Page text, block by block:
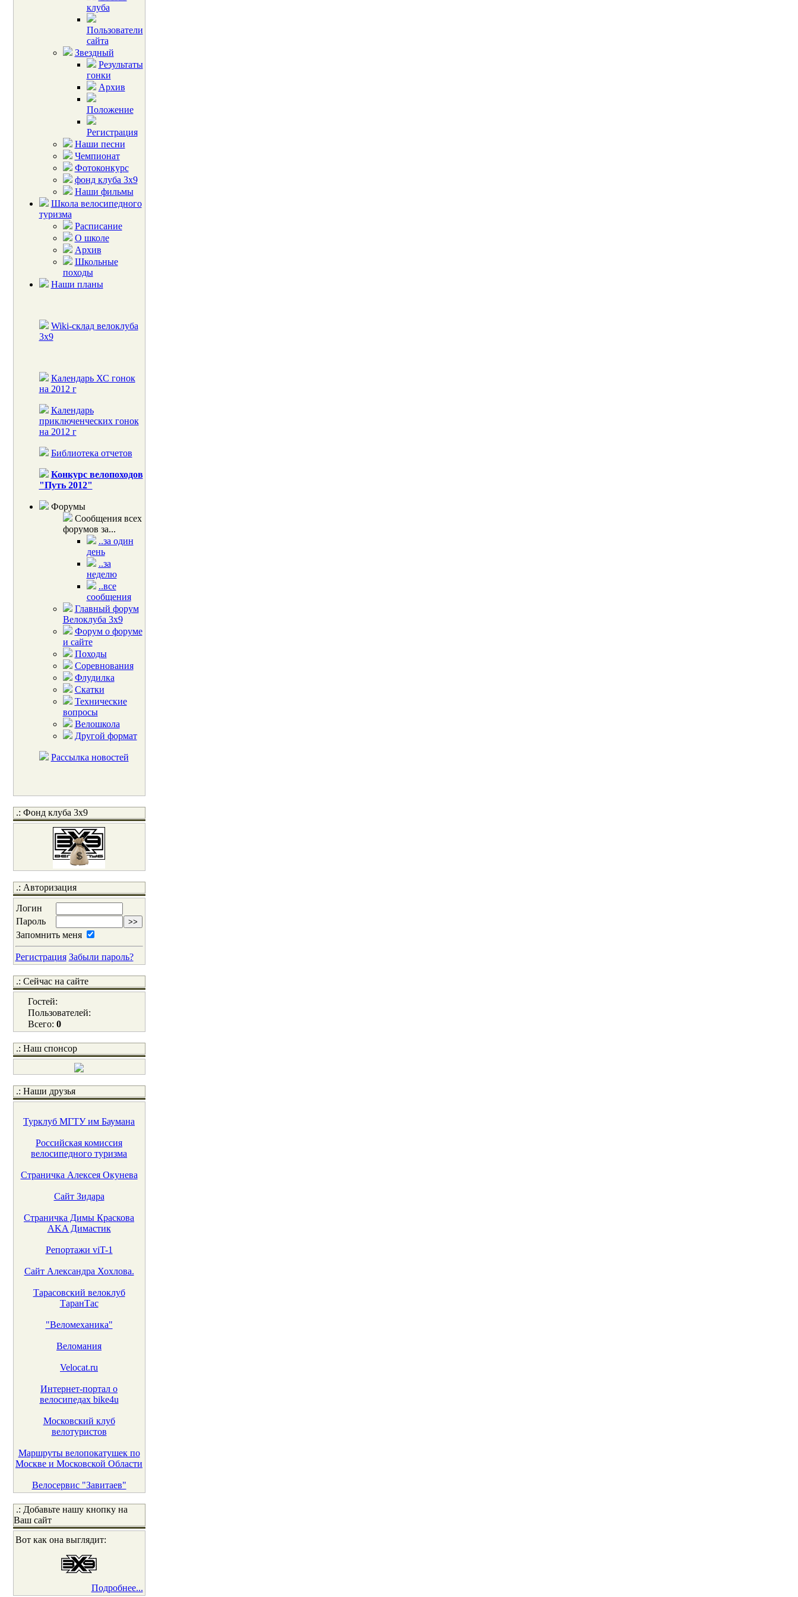
клуба
Пользователи
сайта
Звездный
Результаты
гонки
Архив
Положение
Регистрация
Наши песни
Чемпионат
Фотоконкурс
фонд клуба 3х9
Наши фильмы
Школа велосипедного
туризма
Расписание
О школе
Архив
Школьные
походы
Наши планы
Wiki-склад велоклуба
3x9
Календарь ХС гонок
на 2012 г
Календарь
приключенческих гонок
на 2012 г
Библиотека отчетов
Конкурс велопоходов
"Путь 2012"
Форумы
Сообщения всех
форумов за...
..за один
день
..за
неделю
..все
сообщения
Главный форум
Велоклуба 3х9
Форум о форуме
и сайте
Походы
Соревнования
Флудилка
Скатки
Технические
вопросы
Велошкола
Другой формат
Рассылка новостей
.: Фонд клуба 3x9
.: Авторизация
Логин
Пароль
Запомнить меня
Регистрация Забыли пароль?
.: Сейчас на сайте
Гостей:
Пользователей:
Всего: 0
.: Наш спонсор
.: Наши друзья
Турклуб МГТУ им Баумана
Российская комиссия
велосипедного туризма
Страничка Алексея Окунева
Сайт Зидара
Страничка Димы Краскова
AKA Димастик
Репортажи viT-1
Сайт Александра Хохлова.
Тарасовский велоклуб
ТаранТас
"Веломеханика"
Веломания
Velocat.ru
Интернет-портал о
велосипедах bike4u
Московский клуб
велотуристов
Маршруты велопокатушек по
Москве и Московской Области
Велосервис "Завитаев"
.: Добавьте нашу кнопку на
Ваш сайт
Вот как она выглядит:
Подробнее...